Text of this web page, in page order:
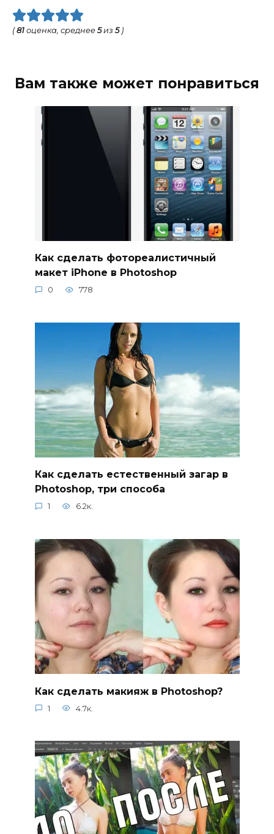
(81 оценка, среднее 5из 5)
Вам также может понравиться
Как сделать фотореалистичный
макет iPhone в Photoshop
0 778
Как сделать естественный загар в
Photoshop, три способа
1 6.2к.
Как сделать макияж в Photoshop?
1 4.7к.